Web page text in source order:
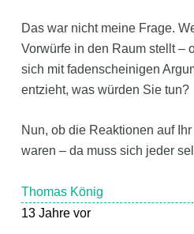
Das war nicht meine Frage.
Vorwürfe in den Raum stellt –
sich mit fadenscheinigen
entzieht, was würden Sie tun?
Nun, ob die Reaktionen auf
waren – da muss sich jeder
Thomas König
13 Jahre vor